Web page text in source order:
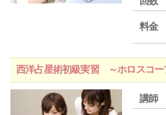
料金
西洋占星術初級実習 ～ホロスコー
講師